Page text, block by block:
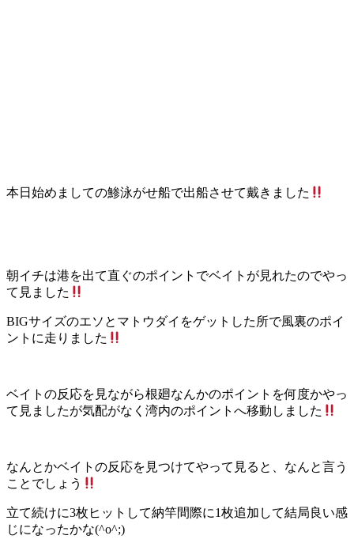
本日始めましての鯵泳がせ船で出船させて戴きました
朝イチは港を出て直ぐのポイントでベイトが見れたのでやっ
て見ました
BIGサイズのエソとマトウダイをゲットした所で風裏のポイ
ントに走りました
ベイトの反応を見ながら根廻なんかのポイントを何度かやっ
て見ましたが気配がなく湾内のポイントへ移動しました
なんとかベイトの反応を見つけてやって見ると、なんと言う
ことでしょう
立て続けに3枚ヒットして納竿間際に1枚追加して結局良い感
じになったかな(^o^;)